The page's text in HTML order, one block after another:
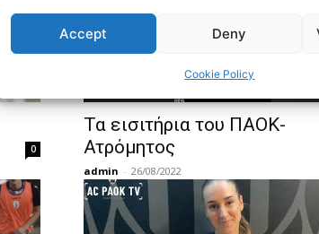
Accept Deny
Cookie Policy
0
Τα εισιτήρια του ΠΑΟΚ-
Ατρόμητος
admin - 26/08/2022